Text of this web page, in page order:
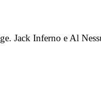
Jack Inferno e Al